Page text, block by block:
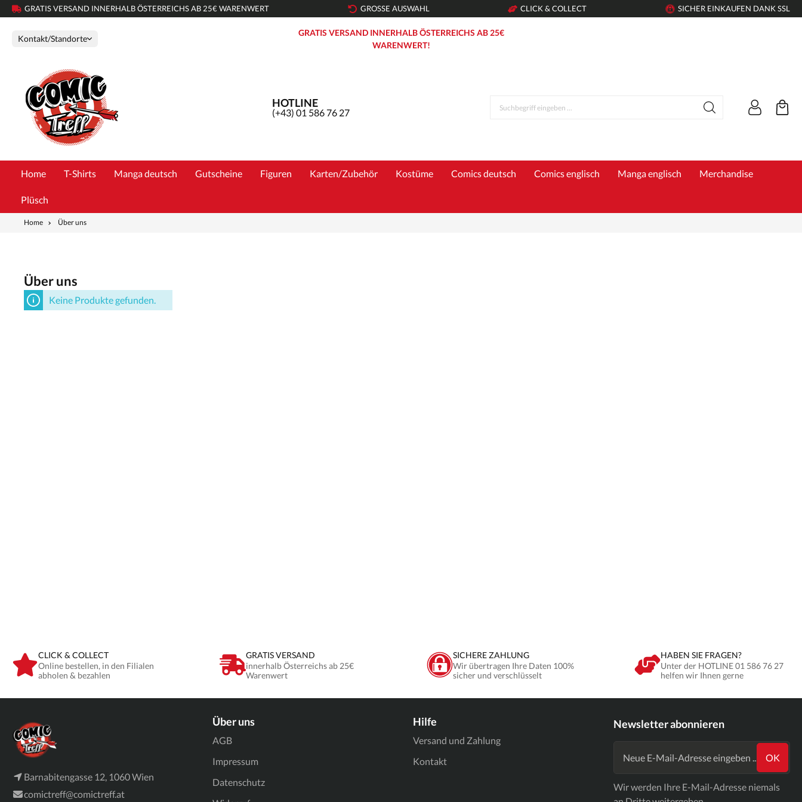
GRATIS VERSAND INNERHALB ÖSTERREICHS AB 25€ WARENWERT GROSSE AUSWAHL CLICK & COLLECT SICHER EINKAUFEN DANK SSL
Kontakt/Standorte
GRATIS VERSAND INNERHALB ÖSTERREICHS AB 25€
WARENWERT!
HOTLINE
(+43) 01 586 76 27
Home T-Shirts Manga deutsch Gutscheine Figuren Karten/Zubehör Kostüme Comics deutsch Comics englisch Manga englisch Merchandise
Plüsch
Home Über uns
Über uns
Keine Produkte gefunden.
CLICK & COLLECT
Online bestellen, in den Filialen
abholen & bezahlen
GRATIS VERSAND
innerhalb Österreichs ab 25€
Warenwert
SICHERE ZAHLUNG
Wir übertragen Ihre Daten 100%
sicher und verschlüsselt
HABEN SIE FRAGEN?
Unter der HOTLINE 01 586 76 27
helfen wir Ihnen gerne
Barnabitengasse 12, 1060 Wien
comictreff@comictreff.at
Über uns
AGB
Impressum
Datenschutz
Hilfe
Versand und Zahlung
Kontakt
Newsletter abonnieren
OK
Wir werden Ihre E-Mail-Adresse niemals